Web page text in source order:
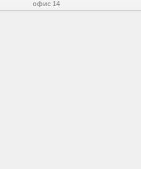
офис 14